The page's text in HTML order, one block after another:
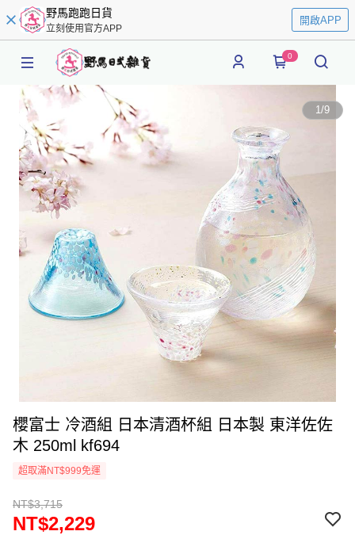
野馬跑跑日貨
立刻使用官方APP
開啟APP
0
1/9
櫻富士 冷酒組 日本清酒杯組 日本製 東洋佐佐
木 250ml kf694
超取滿NT$999免運
NT$3,715
NT$2,229